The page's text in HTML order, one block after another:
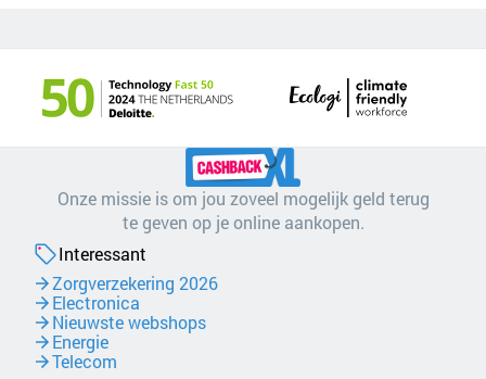
Onze missie is om jou zoveel mogelijk geld terug
te geven op je online aankopen.
Interessant
Zorgverzekering 2026
Electronica
Nieuwste webshops
Energie
Telecom